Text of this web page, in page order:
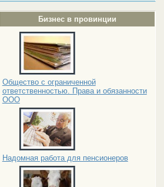
Бизнес в провинции
Общество с ограниченной
ответственностью. Права и обязанности
ООО
Надомная работа для пенсионеров